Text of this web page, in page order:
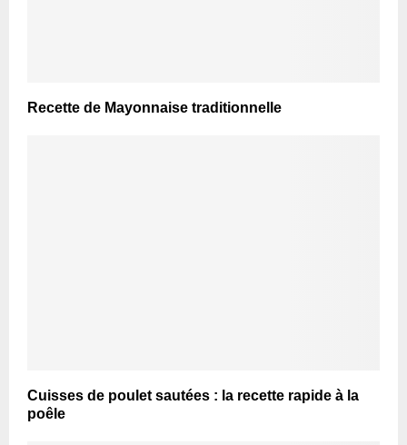
Recette de Mayonnaise traditionnelle
Cuisses de poulet sautées : la recette rapide à la
poêle